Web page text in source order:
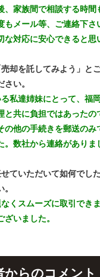
、家族間で相談する時間
もメール等、ご連絡下さ
な対応に安心できると思
却を託してみよう」と
い。
私達姉妹にとって、福
と共に負担ではあったの
の他の手続きを郵送のみ
。数社から連絡がありま
ていただいて如何でし
くスムーズに取引でき
いました。
からのコメント